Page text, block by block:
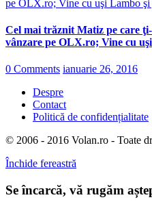
Cel mai trăznit Matiz pe care
vânzare pe OLX.ro; Vine cu
0 Comments ianuarie 26, 2016
Despre
Contact
Politică de confidențialitate
© 2006 - 2016 Volan.ro - Toate
Închide fereastră
Se încarcă, vă rugăm